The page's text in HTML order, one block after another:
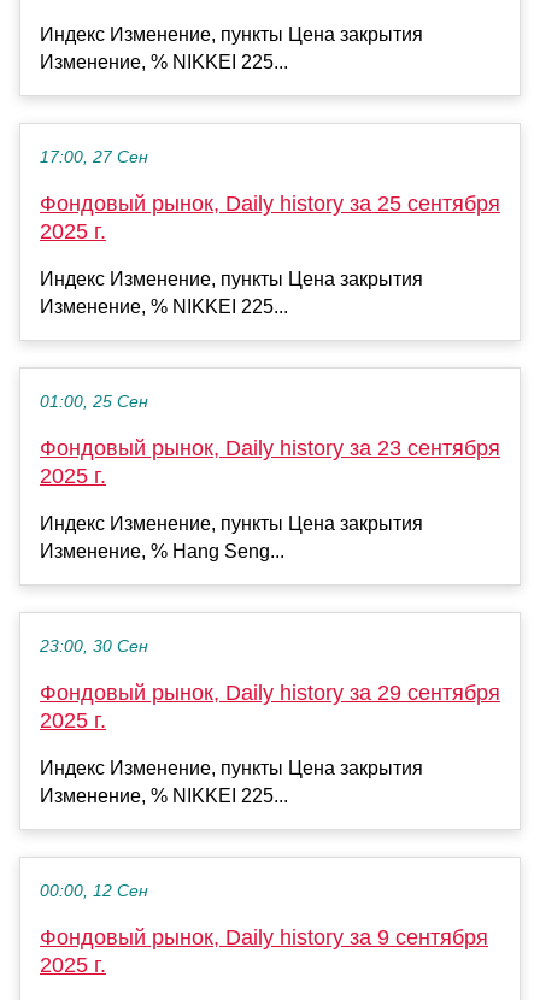
Индекс Изменение, пункты Цена закрытия
Изменение, % NIKKEI 225...
17:00, 27 Сен
Фондовый рынок, Daily history за 25 сентября
2025 г.
Индекс Изменение, пункты Цена закрытия
Изменение, % NIKKEI 225...
01:00, 25 Сен
Фондовый рынок, Daily history за 23 сентября
2025 г.
Индекс Изменение, пункты Цена закрытия
Изменение, % Hang Seng...
23:00, 30 Сен
Фондовый рынок, Daily history за 29 сентября
2025 г.
Индекс Изменение, пункты Цена закрытия
Изменение, % NIKKEI 225...
00:00, 12 Сен
Фондовый рынок, Daily history за 9 сентября
2025 г.